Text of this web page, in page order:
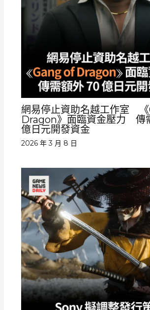
網易停止資助名越工作室
Dragon》面臨資金壓力 傳
億日元開發資金
2026 年 3 月 8 日